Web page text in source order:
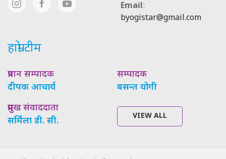
Email:
byogistar@gmail.com
हाम्रो टीम
प्रधान सम्पादक
दीपक आचार्य
सम्पादक
बसन्त योगी
प्रमुख संवाददाता
सर्मिला डी. सी.
VIEW ALL